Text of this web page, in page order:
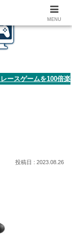
レースゲームを100倍楽
2023.08.26
MENU